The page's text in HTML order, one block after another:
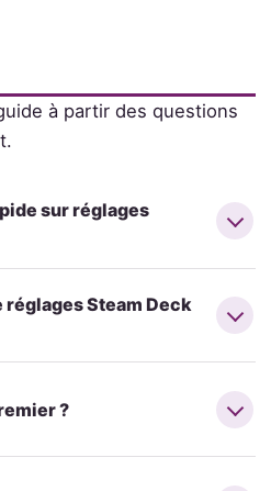
à partir des questions
sur réglages
réglages Steam Deck
?